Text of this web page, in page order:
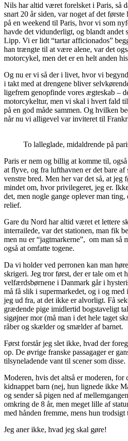
Nils har altid været forelsket i Paris, så
snart 20 år siden, var noget af det
på en weekend til Paris, hvor vi som
havde det vidunderligt, og blandt andet
Lipp. Vi er lidt “tartar afficionados”
han trængte til at være alene, var det
motorcykel, men det er en helt anden
Og nu er vi så der i livet, hvor vi
i takt med at drengene bliver
ligefrem genopfinde vores ægteskab –
motorcykeltur, men vi skal i hvert fald
på en god måde sammen. Og hvilken
når nu vi alligevel var inviteret til
To lalleglade, midaldrende på
Paris er nem og billig at komme til,
at flyve, og fra lufthavnen er det bare af
venstre bred. Men her var det så, at jeg
mindet om, hvor privilegeret, jeg er.
det, men nogle gange oplever man
relief.
Gare du Nord har altid været et lettere
interrailede, var det stationen, man fik
men nu er “jagtmarkerne”, om man så
også at omfatte togene.
Da vi holder ved perronen kan man
skrigeri. Jeg tror først, der er tale om et
velfærdsbørnene i Danmark går i
må få slik i supermarkedet, og i og med
jeg ud fra, at det ikke er alvorligt. Få
grædende pige imidlertid bogstaveligt
sigøjner mor (må man i det hele taget
råber og skælder og smælder af barnet.
Først forstår jeg slet ikke, hvad der
op. De øvrige franske passagager er
tilsyneladende vant til scener som disse.
Moderen, hvis det altså er moderen, for
kidnappet barn (nej, hun lignede ikke
og sender så pigen ned af
omkring de 8 år, men meget lille af
med hånden fremme, mens hun trodsigt
Jeg aner ikke, hvad jeg skal gøre!